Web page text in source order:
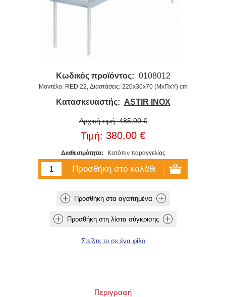
Κωδικός προϊόντος: 0108012
Μοντέλο: RED 22, Διαστάσεις: 220x30x70 (ΜxΠxΥ) cm
Κατασκευαστής: ASTIR INOX
Αρχική τιμή: 485,00 €
Τιμή: 380,00 €
Διαθεσιμότητα: Κατόπιν παραγγελίας
Περιγραφή